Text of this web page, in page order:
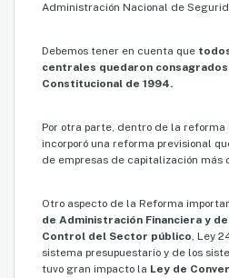
Administración Nacional de
Debemos tener en cuenta que
centrales quedaron
Constitucional de 1994.
Por otra parte, dentro de la reforma
incorporó una reforma previsional
de empresas de capitalización más
Otro aspecto de la Reforma
de Administración Financiera y
Control del Sector público, Ley
sistema presupuestario y de los
tuvo gran impacto la Ley de